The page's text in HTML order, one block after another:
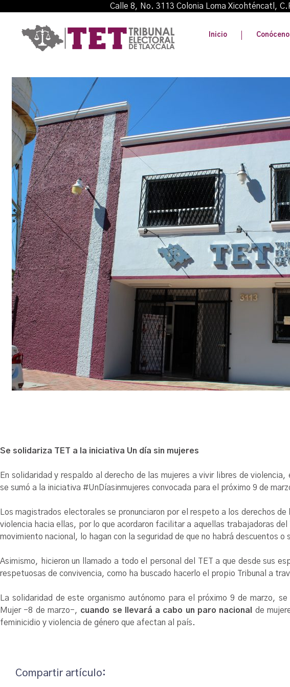
Calle 8, No. 3113 Colonia Loma
Inicio
Se solidariza TET a la iniciativa Un día sin mujeres
En solidaridad y respaldo al derecho de las mujeres a vivir libres de
se sumó a la iniciativa #UnDíasinmujeres convocada para el próximo 9 de
Los magistrados electorales se pronunciaron por el respeto a los derechos
violencia hacia ellas, por lo que acordaron facilitar a aquellas trabajadoras
movimiento nacional, lo hagan con la seguridad de que no habrá descuentos o
Asimismo, hicieron un llamado a todo el personal del TET a que desde sus
respetuosas de convivencia, como ha buscado hacerlo el propio Tribunal a
La solidaridad de este organismo autónomo para el próximo 9 de marzo,
Mujer -8 de marzo-, cuando se llevará a cabo un paro nacional
de
feminicidio y violencia de género que afectan al país.
Compartir artículo: